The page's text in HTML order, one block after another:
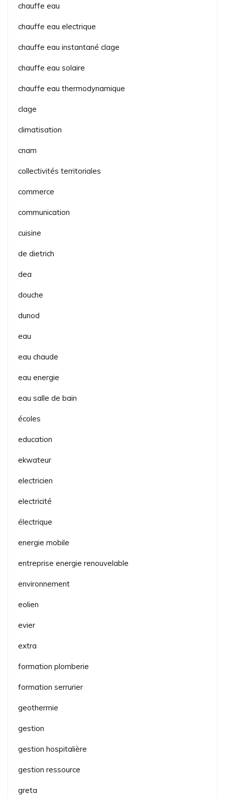
chauffe eau
chauffe eau electrique
chauffe eau instantané clage
chauffe eau solaire
chauffe eau thermodynamique
clage
climatisation
cnam
collectivités territoriales
commerce
communication
cuisine
de dietrich
dea
douche
dunod
eau
eau chaude
eau energie
eau salle de bain
écoles
education
ekwateur
electricien
electricité
électrique
energie mobile
entreprise energie renouvelable
environnement
eolien
evier
extra
formation plomberie
formation serrurier
geothermie
gestion
gestion hospitalière
gestion ressource
greta